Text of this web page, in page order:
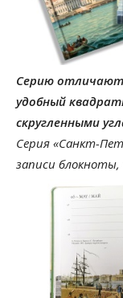
Серию отличают
удобный
скругленными
Серия «Санкт-
записи